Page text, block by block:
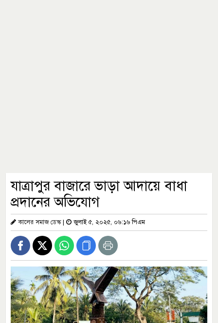
যাত্রাপুর বাজারে ভাড়া আদায়ে বাধা
প্রদানের অভিযোগ
কালের সমাজ ডেস্ক| জুলাই ৫, ২০২৫, ০৬:১৬ পিএম